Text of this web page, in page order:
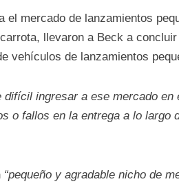
mercado de lanzamientos
llevaron a Beck a
vehículos de lanzamientos
ingresar a ese mercado en
o fallos en la entrega a lo largo
“pequeño y agradable nicho de